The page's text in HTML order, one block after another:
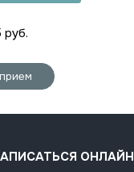
руб.
ОНЛАЙН